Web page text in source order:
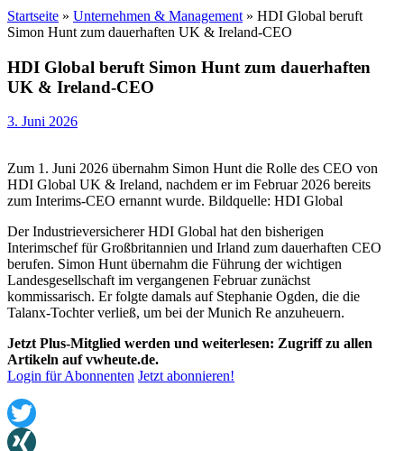
Startseite » Unternehmen & Management » HDI Global beruft
Simon Hunt zum dauerhaften UK & Ireland-CEO
HDI Global beruft Simon Hunt zum dauerhaften
UK & Ireland-CEO
3. Juni 2026
Zum 1. Juni 2026 übernahm Simon Hunt die Rolle des CEO von
HDI Global UK & Ireland, nachdem er im Februar 2026 bereits
zum Interims-CEO ernannt wurde. Bildquelle: HDI Global
Der Industrieversicherer HDI Global hat den bisherigen
Interimschef für Großbritannien und Irland zum dauerhaften CEO
berufen. Simon Hunt übernahm die Führung der wichtigen
Landesgesellschaft im vergangenen Februar zunächst
kommissarisch. Er folgte damals auf Stephanie Ogden, die die
Talanx-Tochter verließ, um bei der Munich Re anzuheuern.
Jetzt Plus-Mitglied werden und weiterlesen: Zugriff zu allen
Artikeln auf vwheute.de.
Login für Abonnenten Jetzt abonnieren!
Twitter